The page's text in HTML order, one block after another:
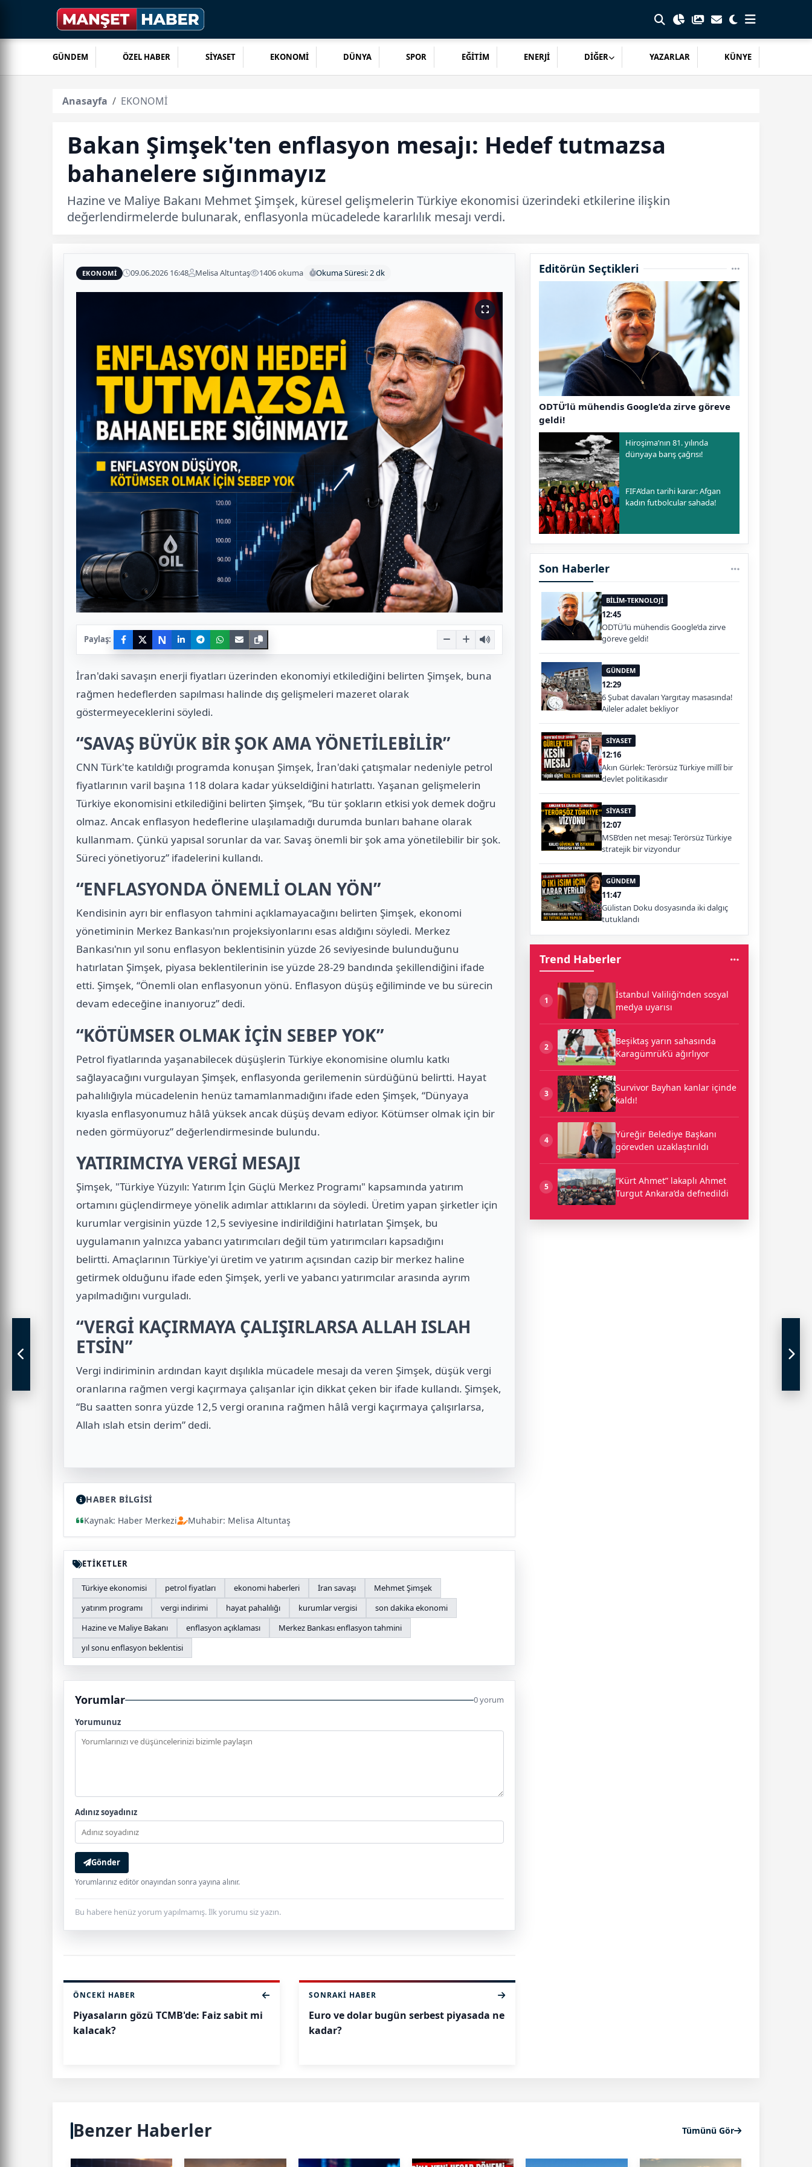
GÜNDEM ÖZEL HABER SİYASET EKONOMİ DÜNYA SPOR EĞİTİM ENERJİ DİĞER YAZARLAR KÜNYE
Anasayfa EKONOMİ
Bakan Şimşek'ten enflasyon mesajı: Hedef tutmazsa
bahanelere sığınmayız
Hazine ve Maliye Bakanı Mehmet Şimşek, küresel gelişmelerin Türkiye ekonomisi üzerindeki etkilerine ilişkin
değerlendirmelerde bulunarak, enflasyonla mücadelede kararlılık mesajı verdi.
EKONOMİ 09.06.2026 16:48 Melisa Altuntaş 1406 okuma Okuma Süresi: 2 dk
Paylaş: N
İran'daki savaşın enerji fiyatları üzerinden ekonomiyi etkilediğini belirten Şimşek, buna
rağmen hedeflerden sapılması halinde dış gelişmeleri mazeret olarak
göstermeyeceklerini söyledi.
“SAVAŞ BÜYÜK BİR ŞOK AMA YÖNETİLEBİLİR”
CNN Türk'te katıldığı programda konuşan Şimşek, İran'daki çatışmalar nedeniyle petrol
fiyatlarının varil başına 118 dolara kadar yükseldiğini hatırlattı. Yaşanan gelişmelerin
Türkiye ekonomisini etkilediğini belirten Şimşek, “Bu tür şokların etkisi yok demek doğru
olmaz. Ancak enflasyon hedeflerine ulaşılamadığı durumda bunları bahane olarak
kullanmam. Çünkü yapısal sorunlar da var. Savaş önemli bir şok ama yönetilebilir bir şok.
Süreci yönetiyoruz” ifadelerini kullandı.
“ENFLASYONDA ÖNEMLİ OLAN YÖN”
Kendisinin ayrı bir enflasyon tahmini açıklamayacağını belirten Şimşek, ekonomi
yönetiminin Merkez Bankası'nın projeksiyonlarını esas aldığını söyledi. Merkez
Bankası'nın yıl sonu enflasyon beklentisinin yüzde 26 seviyesinde bulunduğunu
hatırlatan Şimşek, piyasa beklentilerinin ise yüzde 28-29 bandında şekillendiğini ifade
etti. Şimşek, “Önemli olan enflasyonun yönü. Enflasyon düşüş eğiliminde ve bu sürecin
devam edeceğine inanıyoruz” dedi.
“KÖTÜMSER OLMAK İÇİN SEBEP YOK”
Petrol fiyatlarında yaşanabilecek düşüşlerin Türkiye ekonomisine olumlu katkı
sağlayacağını vurgulayan Şimşek, enflasyonda gerilemenin sürdüğünü belirtti. Hayat
pahalılığıyla mücadelenin henüz tamamlanmadığını ifade eden Şimşek, “Dünyaya
kıyasla enflasyonumuz hâlâ yüksek ancak düşüş devam ediyor. Kötümser olmak için bir
neden görmüyoruz” değerlendirmesinde bulundu.
YATIRIMCIYA VERGİ MESAJI
Şimşek, "Türkiye Yüzyılı: Yatırım İçin Güçlü Merkez Programı" kapsamında yatırım
ortamını güçlendirmeye yönelik adımlar attıklarını da söyledi. Üretim yapan şirketler için
kurumlar vergisinin yüzde 12,5 seviyesine indirildiğini hatırlatan Şimşek, bu
uygulamanın yalnızca yabancı yatırımcıları değil tüm yatırımcıları kapsadığını
belirtti. Amaçlarının Türkiye'yi üretim ve yatırım açısından cazip bir merkez haline
getirmek olduğunu ifade eden Şimşek, yerli ve yabancı yatırımcılar arasında ayrım
yapılmadığını vurguladı.
“VERGİ KAÇIRMAYA ÇALIŞIRLARSA ALLAH ISLAH
ETSİN”
Vergi indiriminin ardından kayıt dışılıkla mücadele mesajı da veren Şimşek, düşük vergi
oranlarına rağmen vergi kaçırmaya çalışanlar için dikkat çeken bir ifade kullandı. Şimşek,
“Bu saatten sonra yüzde 12,5 vergi oranına rağmen hâlâ vergi kaçırmaya çalışırlarsa,
Allah ıslah etsin derim” dedi.
HABER BİLGİSİ
Kaynak: Haber Merkezi
Muhabir: Melisa Altuntaş
ETİKETLER
Türkiye ekonomisi petrol fiyatları ekonomi haberleri İran savaşı
Mehmet Şimşek
yatırım programı
vergi indirimi hayat pahalılığı kurumlar vergisi
son dakika ekonomi
Hazine ve Maliye Bakanı
enflasyon açıklaması
Merkez Bankası enflasyon tahmini
yıl sonu enflasyon beklentisi
Yorumlar 0 yorum
Yorumunuz
Adınız soyadınız
Gönder
Yorumlarınız editör onayından sonra yayına alınır.
Bu habere henüz yorum yapılmamış. İlk yorumu siz yazın.
ÖNCEKI HABER
Piyasaların gözü TCMB'de: Faiz sabit mi
kalacak?
SONRAKI HABER
Euro ve dolar bugün serbest piyasada ne
kadar?
Editörün Seçtikleri
ODTÜ’lü mühendis Google’da zirve göreve
geldi!
Hiroşima’nın 81. yılında
dünyaya barış çağrısı!
FIFA’dan tarihi karar: Afgan
kadın futbolcular sahada!
Son Haberler
BİLİM-TEKNOLOJİ
12:45
ODTÜ’lü mühendis Google’da zirve
göreve geldi!
GÜNDEM
12:29
6 Şubat davaları Yargıtay masasında!
Aileler adalet bekliyor
SİYASET
12:16
Akın Gürlek: Terörsüz Türkiye millî bir
devlet politikasıdır
SİYASET
12:07
MSB’den net mesaj: Terörsüz Türkiye
stratejik bir vizyondur
GÜNDEM
11:47
Gülistan Doku dosyasında iki dalgıç
tutuklandı
Trend Haberler
1
İstanbul Valiliği’nden sosyal
medya uyarısı
2
Beşiktaş yarın sahasında
Karagümrük’ü ağırlıyor
3
Survivor Bayhan kanlar içinde
kaldı!
4
Yüreğir Belediye Başkanı
görevden uzaklaştırıldı
5
“Kürt Ahmet” lakaplı Ahmet
Turgut Ankara’da defnedildi
Benzer Haberler Tümünü Gör